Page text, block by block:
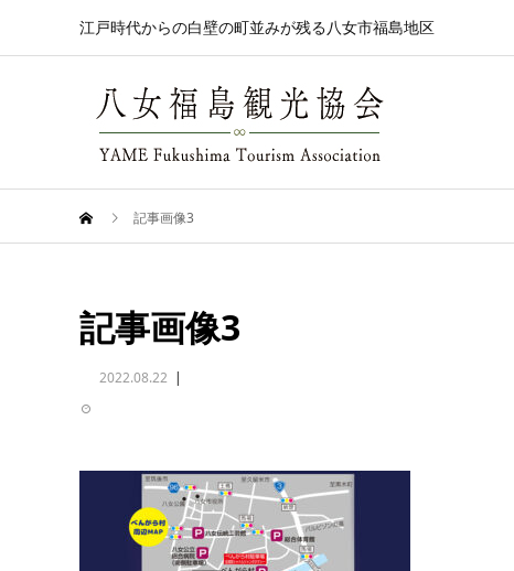
江戸時代からの白壁の町並みが残る八女市福島地区
記事画像3
記事画像3
2022.08.22